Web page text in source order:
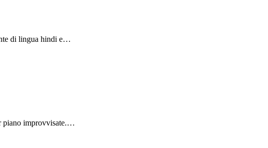
di lingua hindi e…
piano improvvisate.…